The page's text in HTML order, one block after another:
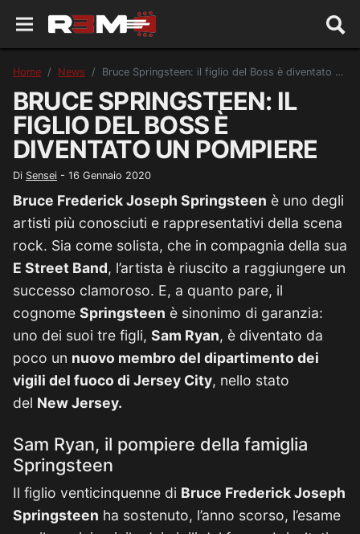
Home News Bruce Springsteen: il figlio del Boss è diventato un pompiere
BRUCE SPRINGSTEEN: IL
FIGLIO DEL BOSS È
DIVENTATO UN POMPIERE
Di Sensei - 16 Gennaio 2020
Bruce Frederick Joseph Springsteen è uno degli
artisti più conosciuti e rappresentativi della scena
rock. Sia come solista, che in compagnia della sua
E Street Band, l’artista è riuscito a raggiungere un
successo clamoroso. E, a quanto pare, il
cognome Springsteen è sinonimo di garanzia:
uno dei suoi tre figli, Sam Ryan, è diventato da
poco un nuovo membro del dipartimento dei
vigili del fuoco di Jersey City, nello stato
del New Jersey.
Sam Ryan, il pompiere della famiglia
Springsteen
Il figlio venticinquenne di Bruce Frederick Joseph
Springsteen ha sostenuto, l’anno scorso, l’esame